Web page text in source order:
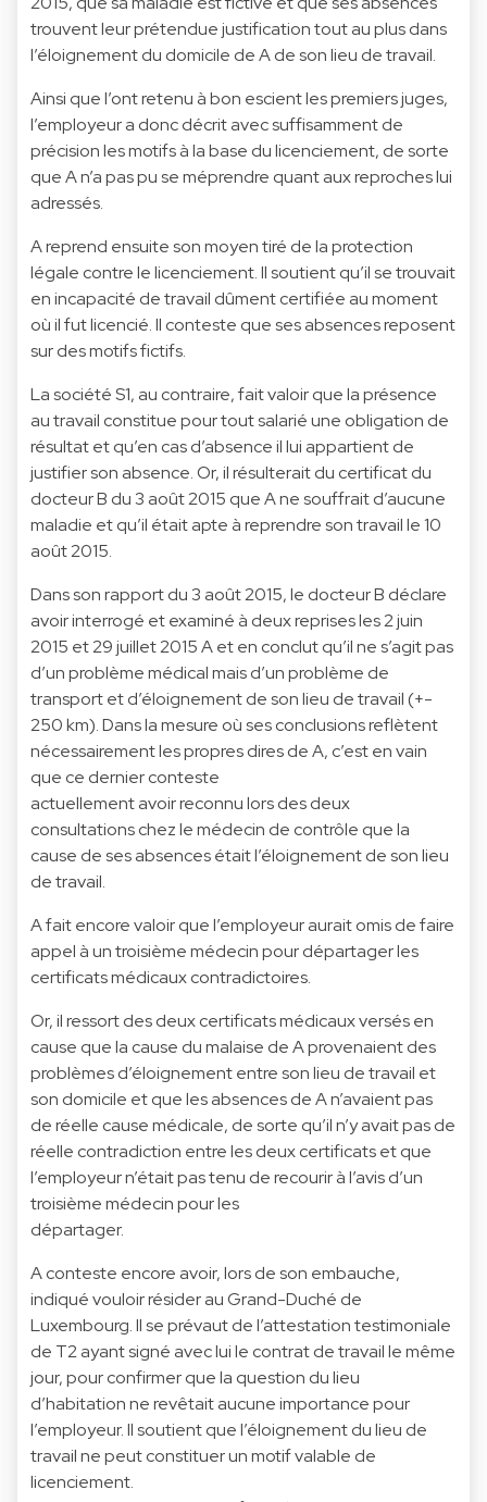
trouvent leur prétendue justification tout au plus dans
l’éloignement du domicile de A de son lieu de travail.
Ainsi que l’ont retenu à bon escient les premiers juges,
l’employeur a donc décrit avec suffisamment de
précision les motifs à la base du licenciement, de sorte
que A n’a pas pu se méprendre quant aux reproches lui
adressés.
A reprend ensuite son moyen tiré de la protection
légale contre le licenciement. Il soutient qu’il se trouvait
en incapacité de travail dûment certifiée au moment
où il fut licencié. Il conteste que ses absences reposent
sur des motifs fictifs.
La société S1, au contraire, fait valoir que la présence
au travail constitue pour tout salarié une obligation de
résultat et qu’en cas d’absence il lui appartient de
justifier son absence. Or, il résulterait du certificat du
docteur B du 3 août 2015 que A ne souffrait d’aucune
maladie et qu’il était apte à reprendre son travail le 10
août 2015.
Dans son rapport du 3 août 2015, le docteur B déclare
avoir interrogé et examiné à deux reprises les 2 juin
2015 et 29 juillet 2015 A et en conclut qu’il ne s’agit pas
d’un problème médical mais d’un problème de
transport et d’éloignement de son lieu de travail (+-
250 km). Dans la mesure où ses conclusions reflètent
nécessairement les propres dires de A, c’est en vain
que ce dernier conteste
actuellement avoir reconnu lors des deux
consultations chez le médecin de contrôle que la
cause de ses absences était l’éloignement de son lieu
de travail.
A fait encore valoir que l’employeur aurait omis de faire
appel à un troisième médecin pour départager les
certificats médicaux contradictoires.
Or, il ressort des deux certificats médicaux versés en
cause que la cause du malaise de A provenaient des
problèmes d’éloignement entre son lieu de travail et
son domicile et que les absences de A n’avaient pas
de réelle cause médicale, de sorte qu’il n’y avait pas de
réelle contradiction entre les deux certificats et que
l’employeur n’était pas tenu de recourir à l’avis d’un
troisième médecin pour les
départager.
A conteste encore avoir, lors de son embauche,
indiqué vouloir résider au Grand-Duché de
Luxembourg. Il se prévaut de l’attestation testimoniale
de T2 ayant signé avec lui le contrat de travail le même
jour, pour confirmer que la question du lieu
d’habitation ne revêtait aucune importance pour
l’employeur. Il soutient que l’éloignement du lieu de
travail ne peut constituer un motif valable de
licenciement.